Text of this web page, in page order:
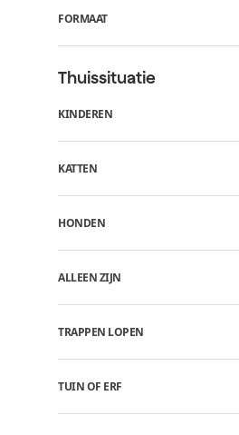
FORMAAT
Thuissituatie
KINDEREN
KATTEN
HONDEN
ALLEEN ZIJN
TRAPPEN LOPEN
TUIN OF ERF